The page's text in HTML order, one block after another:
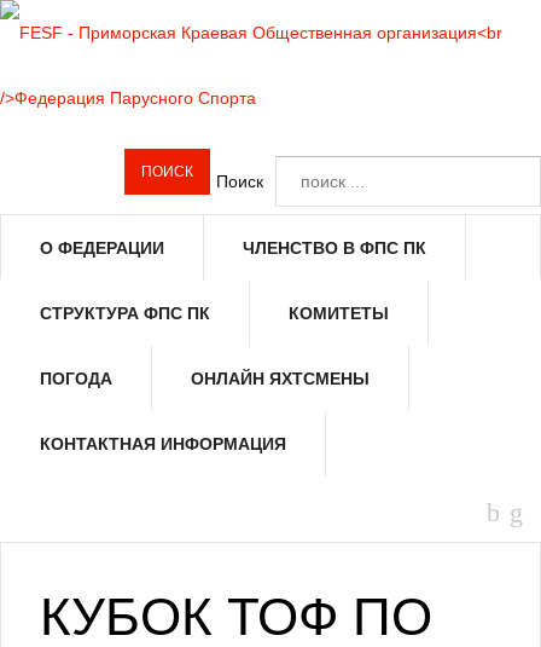
Поиск
О ФЕДЕРАЦИИ ЧЛЕНСТВО В ФПС ПК
СТРУКТУРА ФПС ПК КОМИТЕТЫ
ПОГОДА ОНЛАЙН ЯХТСМЕНЫ
КОНТАКТНАЯ ИНФОРМАЦИЯ
КУБОК ТОФ ПО